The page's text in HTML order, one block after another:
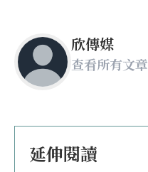
欣傳媒
查看所有文章
延伸閱讀